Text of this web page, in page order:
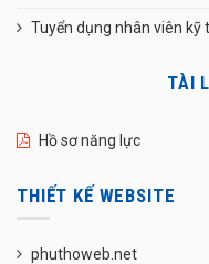
Tuyển dụng nhân viên
TÀI
Hồ sơ năng lực
THIẾT KẾ WEBSITE
phuthoweb.net